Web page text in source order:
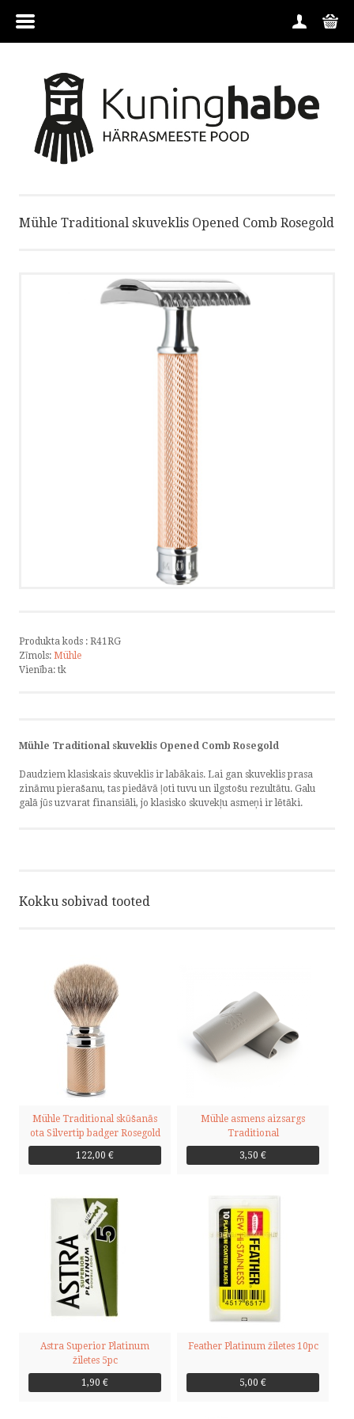
SĀKUMS
PREČU KATEGORIJAS
SAZINĀTIES
VÕTA ÜHENDUST
Mühle Traditional skuveklis Opened Comb Rosegold
Produkta kods : R41RG
Zīmols: Mühle
Vienība: tk
Mühle Traditional skuveklis Opened Comb Rosegold
Daudziem klasiskais skuveklis ir labākais. Lai gan skuveklis prasa
zināmu pierašanu, tas piedāvā ļoti tuvu un ilgstošu rezultātu. Galu
galā jūs uzvarat finansiāli, jo klasisko skuvekļu asmeņi ir lētāki.
Kokku sobivad tooted
Mühle Traditional skūšanās
ota Silvertip badger Rosegold
122,00 €
Mühle asmens aizsargs
Traditional
3,50 €
Astra Superior Platinum
žiletes 5pc
1,90 €
Feather Platinum žiletes 10pc
5,00 €